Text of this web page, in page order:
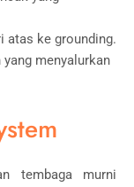
atas ke grounding.
menyalurkan
tembaga murni